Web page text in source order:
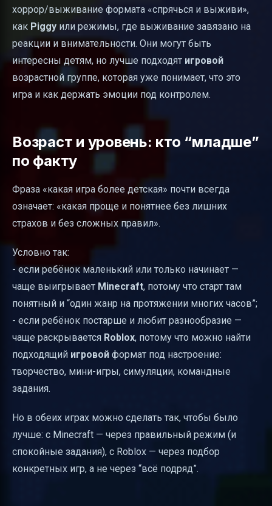
хоррор/выживание формата «спрячься и выживи»,
как Piggy или режимы, где выживание завязано на
реакции и внимательности. Они могут быть
интересны детям, но лучше подходят игровой
возрастной группе, которая уже понимает, что это
игра и как держать эмоции под контролем.
Возраст и уровень: кто “младше”
по факту
Фраза «какая игра более детская» почти всегда
означает: «какая проще и понятнее без лишних
страхов и без сложных правил».
Условно так:
- если ребёнок маленький или только начинает —
чаще выигрывает Minecraft, потому что старт там
понятный и “один жанр на протяжении многих часов”;
- если ребёнок постарше и любит разнообразие —
чаще раскрывается Roblox, потому что можно найти
подходящий игровой формат под настроение:
творчество, мини-игры, симуляции, командные
задания.
Но в обеих играх можно сделать так, чтобы было
лучше: с Minecraft — через правильный режим (и
спокойные задания), с Roblox — через подбор
конкретных игр, а не через “всё подряд”.